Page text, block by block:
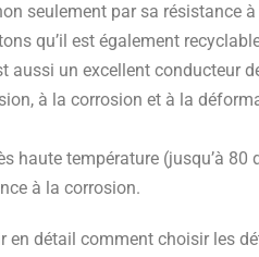
seulement par sa résistance
qu’il est également
aussi un excellent conducteur
à la corrosion et à la
haute température (jusqu’à 80
à la corrosion.
en détail comment choisir les